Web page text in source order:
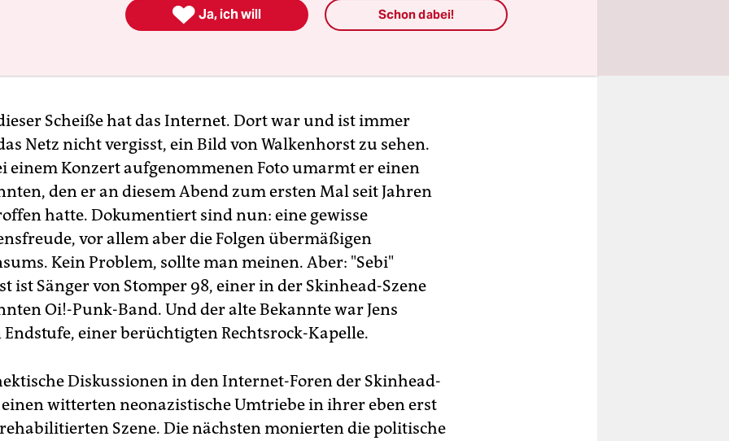
Scheiße hat das Internet. Dort war und ist immer
Netz nicht vergisst, ein Bild von Walkenhorst zu sehen.
einem Konzert aufgenommenen Foto umarmt er einen
den er an diesem Abend zum ersten Mal seit Jahren
hatte. Dokumentiert sind nun: eine gewisse
vor allem aber die Folgen übermäßigen
Kein Problem, sollte man meinen. Aber: "Sebi"
ist Sänger von Stomper 98, einer in der Skinhead-Szene
Oi!-Punk-Band. Und der alte Bekannte war Jens
einer berüchtigten Rechtsrock-Kapelle.
Diskussionen in den Internet-Foren der Skinhead-
witterten neonazistische Umtriebe in ihrer eben erst
Szene. Die nächsten monierten die politische
 Ja, ich will Schon dabei!